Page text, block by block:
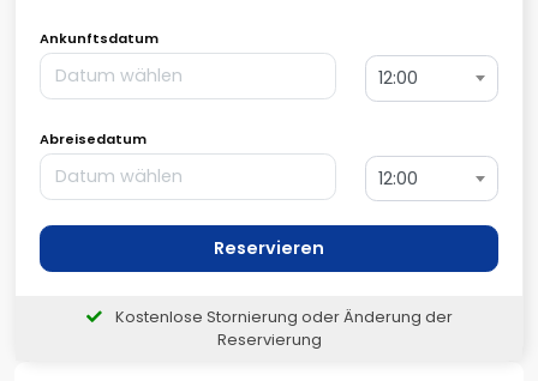
Ankunftsdatum
12:00
Abreisedatum
12:00
Reservieren
Kostenlose Stornierung oder Änderung der
Reservierung